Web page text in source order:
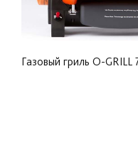
практически в любой
Идеально подходит
Незаменим в
Газовый гриль O-